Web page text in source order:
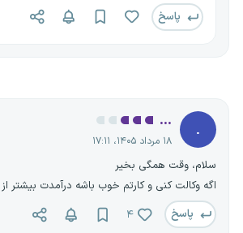
پاسخ
.
...
۱۸ مرداد ۱۴۰۵، ۱۷:۱۱
سلام، وقت همگی بخیر
اگه وکالت کنی و کارتم خوب باشه درآمدت بیشتر
پاسخ
۴